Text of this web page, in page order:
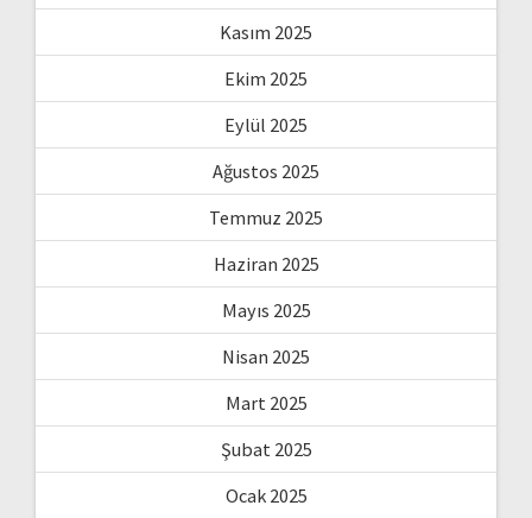
Kasım 2025
Ekim 2025
Eylül 2025
Ağustos 2025
Temmuz 2025
Haziran 2025
Mayıs 2025
Nisan 2025
Mart 2025
Şubat 2025
Ocak 2025